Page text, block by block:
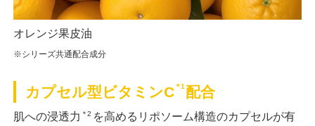
オレンジ果皮油
※シリーズ共通配合成分
カプセル型ビタミンC ＊1 配合
肌への浸透力 ＊2 を高めるリポソーム構造のカプセルが有